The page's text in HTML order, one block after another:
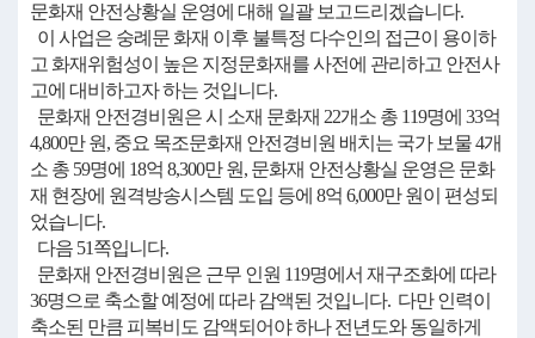
문화재 안전상황실 운영에 대해 일괄 보고드리겠습니다.
이 사업은 숭례문 화재 이후 불특정 다수인의 접근이 용이하
고 화재위험성이 높은 지정문화재를 사전에 관리하고 안전사
고에 대비하고자 하는 것입니다.
문화재 안전경비원은 시 소재 문화재 22개소 총 119명에 33억
4,800만 원, 중요 목조문화재 안전경비원 배치는 국가 보물 4개
소 총 59명에 18억 8,300만 원, 문화재 안전상황실 운영은 문화
재 현장에 원격방송시스템 도입 등에 8억 6,000만 원이 편성되
었습니다.
다음 51쪽입니다.
문화재 안전경비원은 근무 인원 119명에서 재구조화에 따라
36명으로 축소할 예정에 따라 감액된 것입니다. 다만 인력이
축소된 만큼 피복비도 감액되어야 하나 전년도와 동일하게